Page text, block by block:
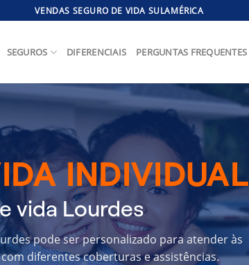
VENDAS SEGURO DE VIDA SULAMÉRICA
SEGUROS DIFERENCIAIS PERGUNTAS FREQUENTES
INDIVIDUAL
vida Lourdes
pode ser personalizado para atender às
diferentes coberturas e assistências.